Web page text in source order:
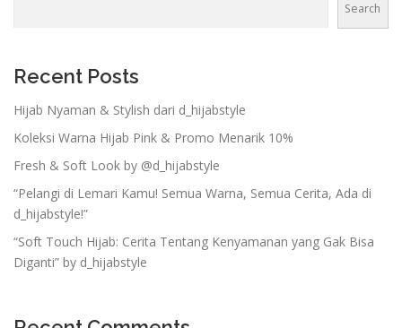
Search
Recent Posts
Hijab Nyaman & Stylish dari d_hijabstyle
Koleksi Warna Hijab Pink & Promo Menarik 10%
Fresh & Soft Look by @d_hijabstyle
“Pelangi di Lemari Kamu! Semua Warna, Semua Cerita, Ada di
d_hijabstyle!”
“Soft Touch Hijab: Cerita Tentang Kenyamanan yang Gak Bisa
Diganti” by d_hijabstyle